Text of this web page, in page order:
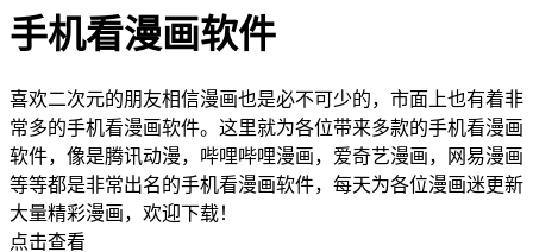
手机看漫画软件
喜欢二次元的朋友相信漫画也是必不可少的，市面上也有着非
常多的手机看漫画软件。这里就为各位带来多款的手机看漫画
软件，像是腾讯动漫，哔哩哔哩漫画，爱奇艺漫画，网易漫画
等等都是非常出名的手机看漫画软件，每天为各位漫画迷更新
大量精彩漫画，欢迎下载！
点击查看